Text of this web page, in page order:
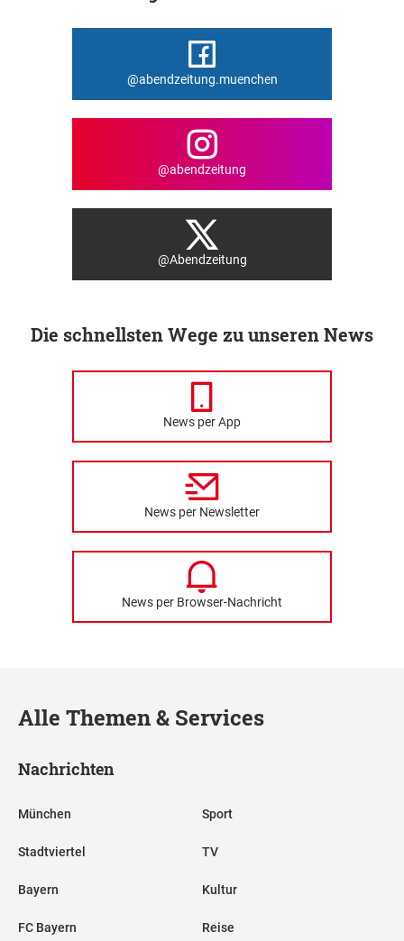
@abendzeitung.muenchen
@abendzeitung
@Abendzeitung
Die schnellsten Wege zu unseren News
News per App
News per Newsletter
News per Browser-Nachricht
Alle Themen & Services
Nachrichten
München
Stadtviertel
Bayern
FC Bayern
Sport
TV
Kultur
Reise